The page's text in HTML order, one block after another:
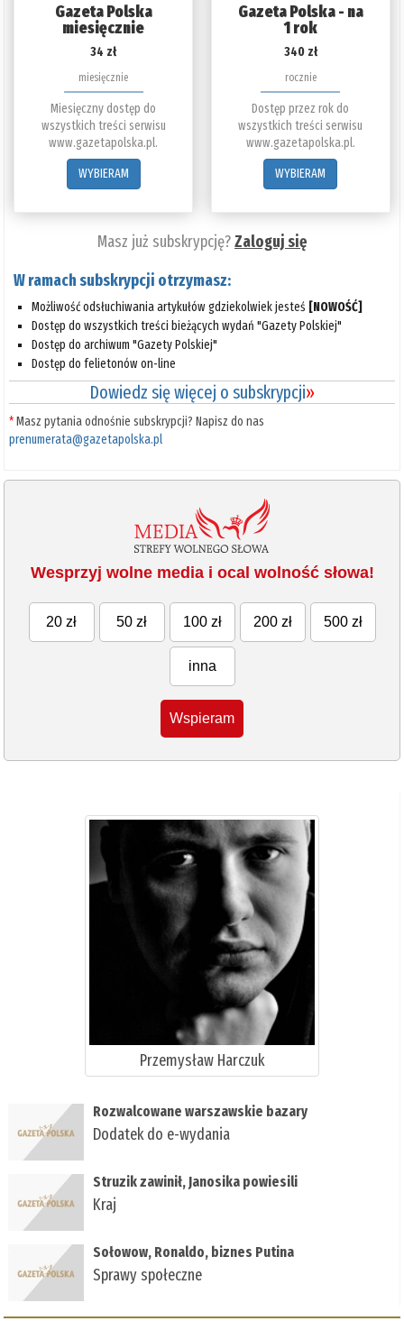
Gazeta Polska
miesięcznie
34 zł
miesięcznie
Miesięczny dostęp do
wszystkich treści serwisu
www.gazetapolska.pl.
WYBIERAM
Gazeta Polska - na
1 rok
340 zł
rocznie
Dostęp przez rok do
wszystkich treści serwisu
www.gazetapolska.pl.
WYBIERAM
Masz już subskrypcję?Zaloguj się
W ramach subskrypcji otrzymasz:
Możliwość odsłuchiwania artykułów gdziekolwiek jesteś [NOWOŚĆ]
Dostęp do wszystkich treści bieżących wydań "Gazety Polskiej"
Dostęp do archiwum "Gazety Polskiej"
Dostęp do felietonów on-line
Dowiedz się więcej o subskrypcji»
*Masz pytania odnośnie subskrypcji? Napisz do nas
prenumerata@gazetapolska.pl
Wesprzyj wolne media i ocal wolność słowa!
20 zł 50 zł 100 zł 200 zł 500 zł
inna
Wspieram
Przemysław Harczuk
Rozwalcowane warszawskie bazary
Dodatek do e-wydania
Struzik zawinił, Janosika powiesili
Kraj
Sołowow, Ronaldo, biznes Putina
Sprawy społeczne